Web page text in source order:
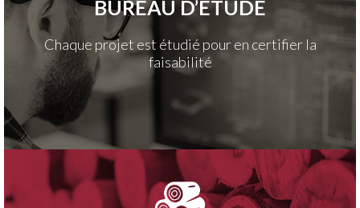
BUREAU D’ÉTUDE
Chaque projet est étudié pour en certifier la
faisabilité